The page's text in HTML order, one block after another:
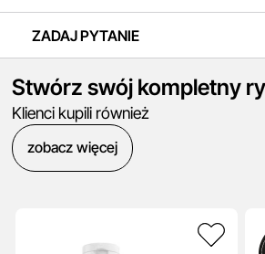
ZADAJ PYTANIE
Stwórz swój kompletny
Klienci kupili również
zobacz więcej